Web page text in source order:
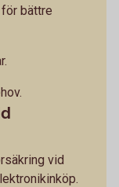
för bättre
vid